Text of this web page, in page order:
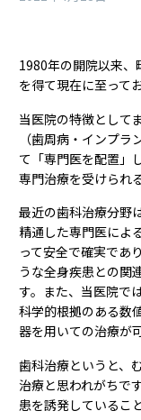
1980年の開院以来、
を得て現在に至って
当医院の特徴として
（歯周病・インプ
て「専門医を配置」
専門治療を受けられ
最近の歯科治療分野
精通した専門医によ
って安全で確実であ
うな全身疾患との関
す。また、当医院で
科学的根拠のある数
器を用いての治療が
歯科治療というと、
治療と思われがちで
患を誘発しているこ